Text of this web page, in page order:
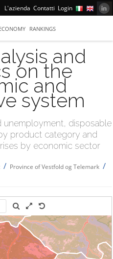
L'azienda Contatti Login
RANKINGS
and
on the
and
system
disposable
product category and
by economic sector
/ Province of Vestfold og Telemark /